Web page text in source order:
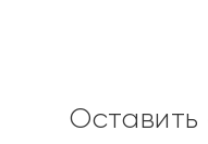
Оставить